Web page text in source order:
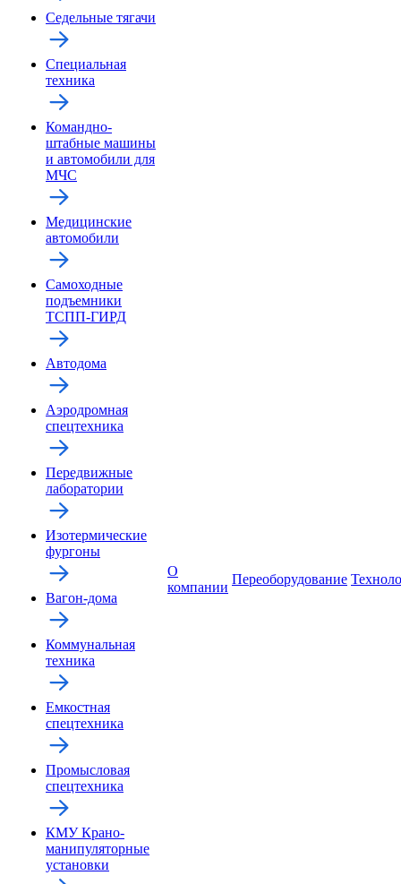
Седельные тягачи
Специальная
техника
Командно-
штабные машины
и автомобили для
МЧС
Медицинские
автомобили
Самоходные
подъемники
ТСПП-ГИРД
Автодома
Аэродромная
спецтехника
Передвижные
лаборатории
Изотермические
фургоны
Вагон-дома
Коммунальная
техника
Емкостная
спецтехника
Промысловая
спецтехника
КМУ Крано-
манипуляторные
установки
О
компании
Переоборудование